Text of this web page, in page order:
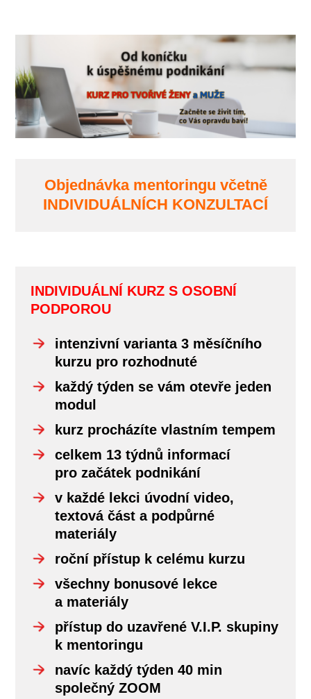
Objednávka mentoringu včetně
INDIVIDUÁLNÍCH KONZULTACÍ
INDIVIDUÁLNÍ KURZ S OSOBNÍ
PODPOROU
intenzivní varianta 3 měsíčního
kurzu pro rozhodnuté
každý týden se vám otevře jeden
modul
kurz procházíte vlastním tempem
celkem 13 týdnů informací
pro začátek podnikání
v každé lekci úvodní video,
textová část a podpůrné
materiály
roční přístup k celému kurzu
všechny bonusové lekce
a materiály
přístup do uzavřené V.I.P. skupiny
k mentoringu
navíc každý týden 40 min
společný ZOOM